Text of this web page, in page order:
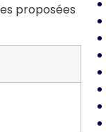
proposées